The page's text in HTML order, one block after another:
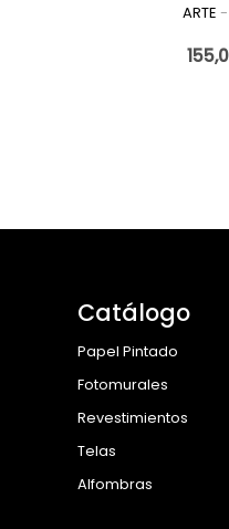
ARTE -
Catálogo
Papel Pintado
Fotomurales
Revestimientos
Telas
Alfombras